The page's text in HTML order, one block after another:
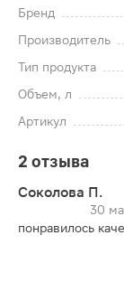
Бренд
Производитель
Тип продукта
Объем, л
Артикул
2 отзыва
Соколова П.
30
понравилось